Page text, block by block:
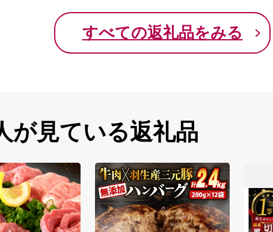
すべての返礼品をみる
が見ている返礼品